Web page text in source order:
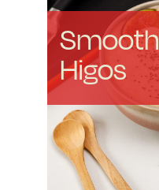
Higos